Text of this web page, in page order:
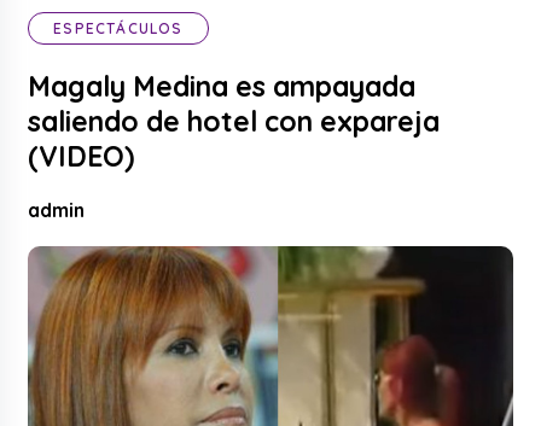
ESPECTÁCULOS
Magaly Medina es ampayada
saliendo de hotel con expareja
(VIDEO)
admin